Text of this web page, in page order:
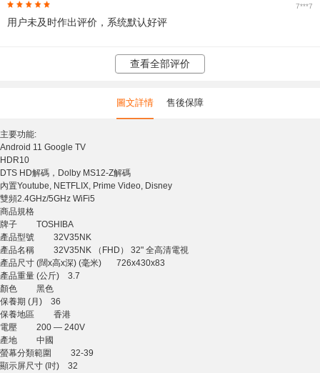
7***7
用户未及时作出评价，系统默认好评
查看全部评价
圖文詳情 售後保障
主要功能:
Android 11 Google TV
HDR10
DTS HD解碼，Dolby MS12-Z解碼
內置Youtube, NETFLIX, Prime Video, Disney
雙頻2.4GHz/5GHz WiFi5
商品規格
牌子 TOSHIBA
產品型號 32V35NK
產品名稱 32V35NK （FHD） 32" 全高清電視
產品尺寸 (闊x高x深) (毫米) 726x430x83
產品重量 (公斤) 3.7
顏色 黑色
保養期 (月) 36
保養地區 香港
電壓 200 — 240V
產地 中國
螢幕分類範圍 32-39
顯示屏尺寸 (吋) 32